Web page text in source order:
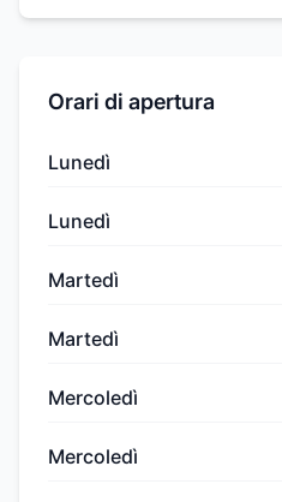
Orari di apertura
Lunedì
Lunedì
Martedì
Martedì
Mercoledì
Mercoledì